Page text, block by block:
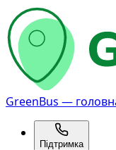
GreenBus —
Підтримка